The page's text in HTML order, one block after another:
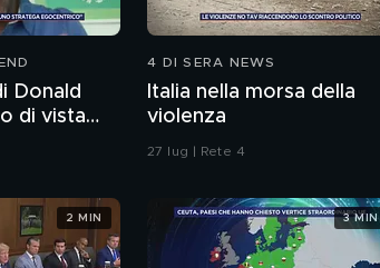
Donald
di vista
Leonardo
4 DI SERA NEWS
Italia nella morsa della
violenza
27 lug | Rete 4
2 MIN 3 MIN